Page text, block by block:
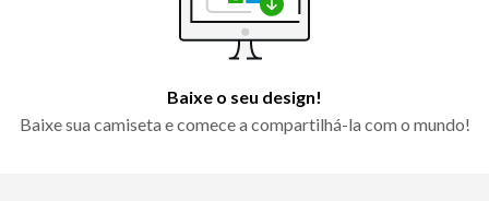
Baixe o seu design!
Baixe sua camiseta e comece a compartilhá-la com o mundo!